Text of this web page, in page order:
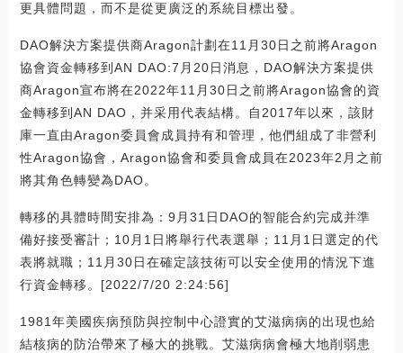
更具體問題，而不是從更廣泛的系統目標出發。
DAO解決方案提供商Aragon計劃在11月30日之前將Aragon
協會資金轉移到AN DAO:7月20日消息，DAO解決方案提供
商Aragon宣布將在2022年11月30日之前將Aragon協會的資
金轉移到AN DAO，并采用代表結構。自2017年以來，該財
庫一直由Aragon委員會成員持有和管理，他們組成了非營利
性Aragon協會，Aragon協會和委員會成員在2023年2月之前
將其角色轉變為DAO。
轉移的具體時間安排為：9月31日DAO的智能合約完成并準
備好接受審計；10月1日將舉行代表選舉；11月1日選定的代
表將就職；11月30日在確定該技術可以安全使用的情況下進
行資金轉移。[2022/7/20 2:24:56]
1981年美國疾病預防與控制中心證實的艾滋病病的出現也給
結核病的防治帶來了極大的挑戰。艾滋病病會極大地削弱患